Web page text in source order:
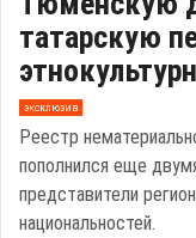
татарскую
эксклюзив
Реестр
пополнился еще
представители
национальностей.